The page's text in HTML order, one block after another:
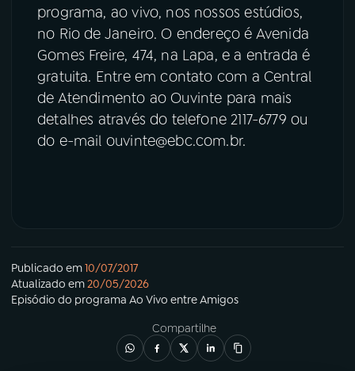
programa, ao vivo, nos nossos estúdios,
no Rio de Janeiro. O endereço é Avenida
Gomes Freire, 474, na Lapa, e a entrada é
gratuita. Entre em contato com a Central
de Atendimento ao Ouvinte para mais
detalhes através do telefone 2117-6779 ou
do e-mail ouvinte@ebc.com.br.
Publicado em10/07/2017
Atualizado em20/05/2026
Episódio do programa Ao Vivo entre Amigos
Compartilhe